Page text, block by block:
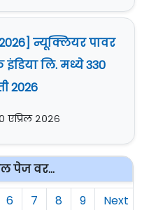
2026] न्यूक्लियर पावर
लि. मध्ये 330
2026
एप्रिल २०२६
पेज वर...
6 7 8 9 Next